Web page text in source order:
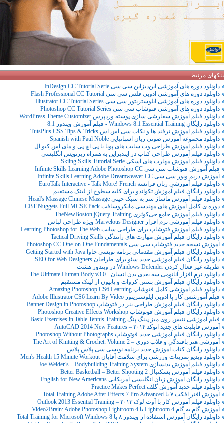
مرتبط
داونلود دوره های آموزشی این‌دیزاین سی سی InDesign CC Tutorial Serie
داونلود دوره های آموزشی ادوبی فلش سی سی Flash Professional CC Tutorial
داونلود دوره های آموزشی ایلوستریتور سی سی Illustrator CC Tutorial Series
داونلود دوره های آموزشی فتوشاپ سی سی Photoshop CC Tutorial Series
داونلود فیلم آموزش سفارشی سازی پوسته وردپرس WordPress Theme Customizer
داونلود رایگان Windows 8.1 Essential Training - فیلم آموزش ویندوز 8.1
داونلود فیلم آموزش ترفند ها و نکات سی اس اس TutsPlus CSS Tips & Tricks
داونلود مجموعه آموزش صوتی زبان اسپانیایی Spanish with Paul Noble
داونلود فیلم آموزش طراحی وب سایت های پویا با پی اچ پی و مای اس کیو ال
داونلود فیلم آموزش طراحی کتاب در ایندیزاین به همراه زیرنویس انگلیسی
داونلود فیلم آموزش مهارت های اسکی Skiing Skills Tutorial Serie
فیلم آموزش فتوشاپ سی سی Infinite Skills Learning Adobe Photoshop CC
آموزش دریم ویور سی سی Infinite Skills Learning Adobe Dreamweaver CC
داونلود فیلم آموزشی زبان فرانسه EuroTalk Interactive - Talk More! French
داونلود رایگان فیلم آموزش تکواندو برای کلیه سطوح از لینک مستقیم
داونلود فیلم آموزش ماساژ سر به سبک چینی Head's Massage Chinese Massage
دوره ی کامل آموزش های مهندسی مایکروسافت CBT Nuggets Full MCSE Pack
داونلود فیلم آموزش جامع جی‌کوئری TheNewBoston jQuery Training
داونلود فیلم آموزشی نرم افزار Marvelous Designer ویژه طراحی لباس
داونلود فیلم آموزش فتوشاپ برای طراحی سایت Learning Photoshop for The Web
داونلود رایگان فیلم آموزش مهارت های رانندگی Tactical Driving Skills
آموزش نسخه جدید فتوشاپ سی سی Photoshop CC One-on-One Fundamentals
داونلود رایگان فیلم آموزش مقدماتی برنامه نویسی جاوا Getting Started with Java
داونلود رایگان فیلم آموزشی جدید سئو برای طراحان SEO for Web Designers
طریقه غیر فعال کردن Windows Defender در ویندوز هشت
داونلود نرم افزار آناتومی سه بعدی بدن انسان - The Ultimate Human Body v3.0
داونلود رایگان فیلم آموزش بستن کروات و پاپیون از لینک مستقیم
داونلود فیلم آموزشی کامل فتوشاپ Amazing Photoshop CS6 Learning
فیلم آموزشس کار با ادوبی ایلوستریتور Adobe Illustrator CS6 Learn By Video
داونلود رایگان فیلم آموزش طراحی بنر در فتوشاپ Banner Design in Photoshop
داونلود رایگان فیلم آموزش فوتوشاپ Photoshop Creative Effects Workshop
فیلم آموزشی تنیس روی میز پینگ پنگ Basic Exercises in Table Tennis Training
آموزش قابلیت های جدید اتوکد ۲۰۱۴ – AutoCAD 2014 New Features
داونلود رایگان فیلم آموزشی جدید فوتوشاپ Photoshop Without Photographs
آموزشی هنر بافندگی و قلاب دوزی – The Art of Knitting & Crochet: Volume 2
داونلود رایگان کتاب آموزش جدید برنامه نویسی سی پلاس پلاس
داونلود ویدیو تمرینات ورزشی برای سلامت آقایان Men's Health 15 Minute Workout
داونلود فیلم آموزش بدنسازی Joe Weider’s – Bodybuilding Training System
داونلود فیلم آموزش بسکتبال Better Basketball – Better Shooting 2
داونلود رایگان آموزش زبان انگلیسی-آمریکایی English for New Americans
داونلود فیلم جدید آموزش گلف Practice Makes Perfect
آموزش افتر افکت ۷ با Total Training Adobe After Effects 7 Pro Advanced
داونلود فیلم آموزش کار با آوت لوک ۲۰۱۳ – Outlook 2013 Essential Training
آموزش گام به گام Lightroom 4 با Video2Brain: Adobe Photoshop Lightroom 4
داونلود رایگان آموزش استفاده از ویندوز ۸ با Total Training for Microsoft Windows 8